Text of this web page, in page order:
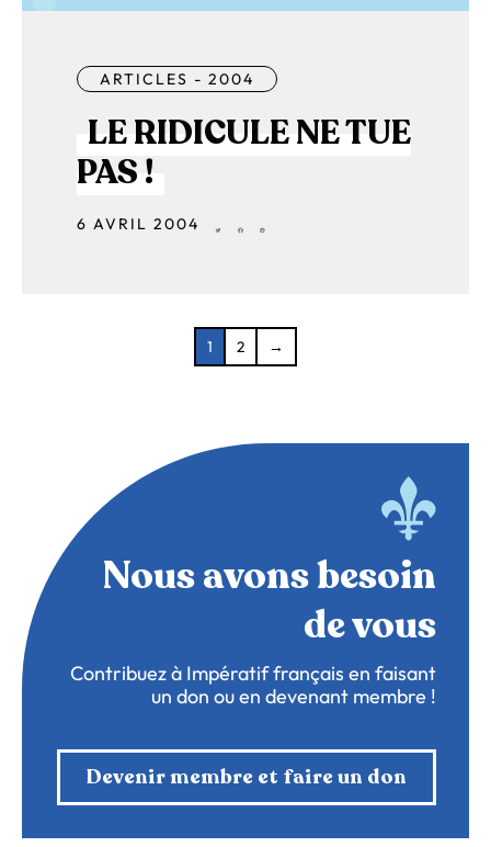
ARTICLES - 2004
LE RIDICULE NE TUE
PAS !
6 AVRIL 2004
1 2 →
Nous avons besoin
de vous
Contribuez à Impératif français en faisant
un don ou en devenant membre !
Devenir membre et faire un don